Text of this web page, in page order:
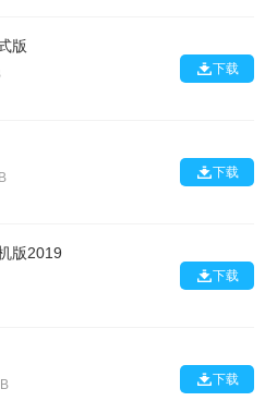
版
下载
下载
版2019
下载
下载